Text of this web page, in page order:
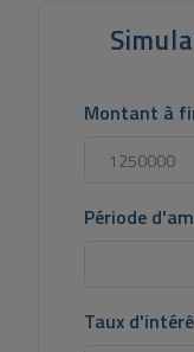
Montant à
Période
Taux